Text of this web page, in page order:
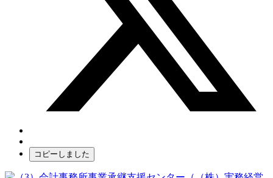
コピーしました